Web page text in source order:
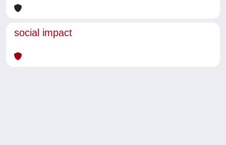
social impact